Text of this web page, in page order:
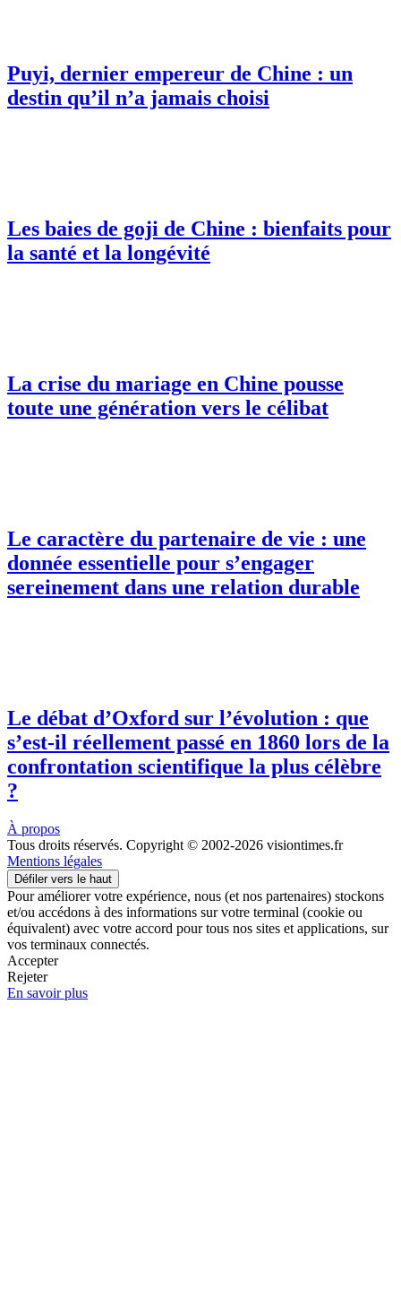
Puyi, dernier empereur de Chine : un
destin qu’il n’a jamais choisi
Les baies de goji de Chine : bienfaits pour
la santé et la longévité
La crise du mariage en Chine pousse
toute une génération vers le célibat
Le caractère du partenaire de vie : une
donnée essentielle pour s’engager
sereinement dans une relation durable
Le débat d’Oxford sur l’évolution : que
s’est-il réellement passé en 1860 lors de la
confrontation scientifique la plus célèbre
?
À propos
Tous droits réservés. Copyright © 2002-2026 visiontimes.fr
Mentions légales
Défiler vers le haut
Pour améliorer votre expérience, nous (et nos partenaires) stockons
et/ou accédons à des informations sur votre terminal (cookie ou
équivalent) avec votre accord pour tous nos sites et applications, sur
vos terminaux connectés.
Accepter
Rejeter
En savoir plus